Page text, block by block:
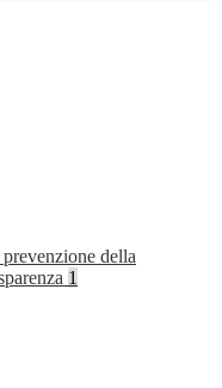
della
1